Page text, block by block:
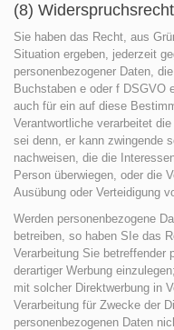
(8) Widerspruchsrecht
Sie haben das Recht, aus
Situation ergeben, jederzeit
personenbezogener Daten,
Buchstaben e oder f DSGVO
auch für ein auf diese
Verantwortliche verarbeitet
sei denn, er kann zwingende
nachweisen, die die
Person überwiegen, oder die
Ausübung oder Verteidigung
Werden personenbezogene
betreiben, so haben SIe das
Verarbeitung Sie betreffender
derartiger Werbung
mit solcher Direktwerbung in
Verarbeitung für Zwecke der
personenbezogenen Daten